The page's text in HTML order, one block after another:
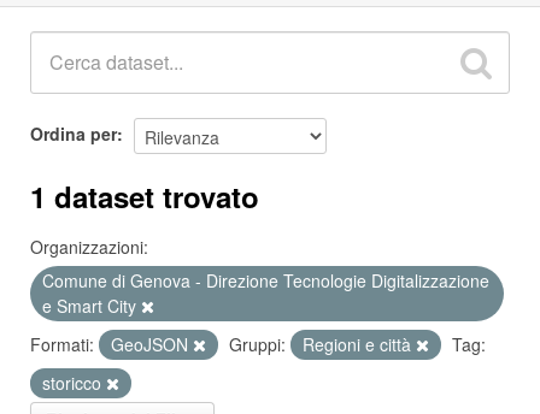
Ordina per
1 dataset trovato
Organizzazioni:
Comune di Genova - Direzione Tecnologie Digitalizzazione
e Smart City
Formati:
GeoJSON Gruppi: Regioni e città
Tag:
storicco